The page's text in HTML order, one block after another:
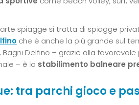
spiagge si tratta di spiagge
che è anche la più grande sul
Delfino – grazie alla
– è lo stabilimento balneare
tra parchi gioco e